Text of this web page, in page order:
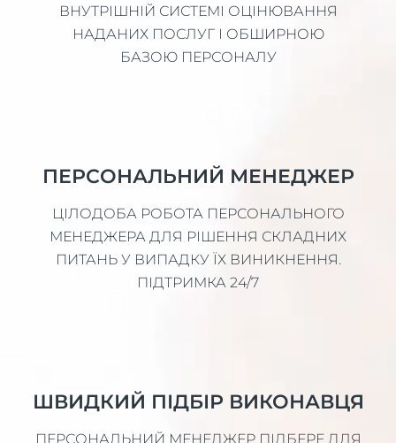
ВНУТРІШНІЙ СИСТЕМІ ОЦІНЮВАННЯ
НАДАНИХ ПОСЛУГ І ОБШИРНОЮ
БАЗОЮ ПЕРСОНАЛУ
ПЕРСОНАЛЬНИЙ МЕНЕДЖЕР
ЦІЛОДОБА РОБОТА ПЕРСОНАЛЬНОГО
МЕНЕДЖЕРА ДЛЯ РІШЕННЯ СКЛАДНИХ
ПИТАНЬ У ВИПАДКУ ЇХ ВИНИКНЕННЯ.
ПІДТРИМКА 24/7
ШВИДКИЙ ПІДБІР ВИКОНАВЦЯ
ПЕРСОНАЛЬНИЙ МЕНЕДЖЕР ПІДБЕРЕ ДЛЯ